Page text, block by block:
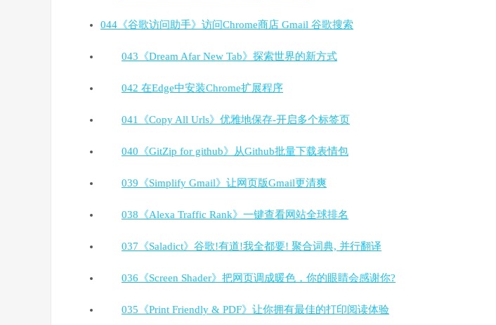
044《谷歌访问助手》访问Chrome商店 Gmail 谷歌搜索
043《Dream Afar New Tab》探索世界的新方式
042 在Edge中安装Chrome扩展程序
041《Copy All Urls》优雅地保存-开启多个标签页
040《GitZip for github》从Github批量下载表情包
039《Simplify Gmail》让网页版Gmail更清爽
038《Alexa Traffic Rank》一键查看网站全球排名
037《Saladict》谷歌!有道!我全都要! 聚合词典, 并行翻译
036《Screen Shader》把网页调成暖色，你的眼睛会感谢你?
035《Print Friendly & PDF》让你拥有最佳的打印阅读体验